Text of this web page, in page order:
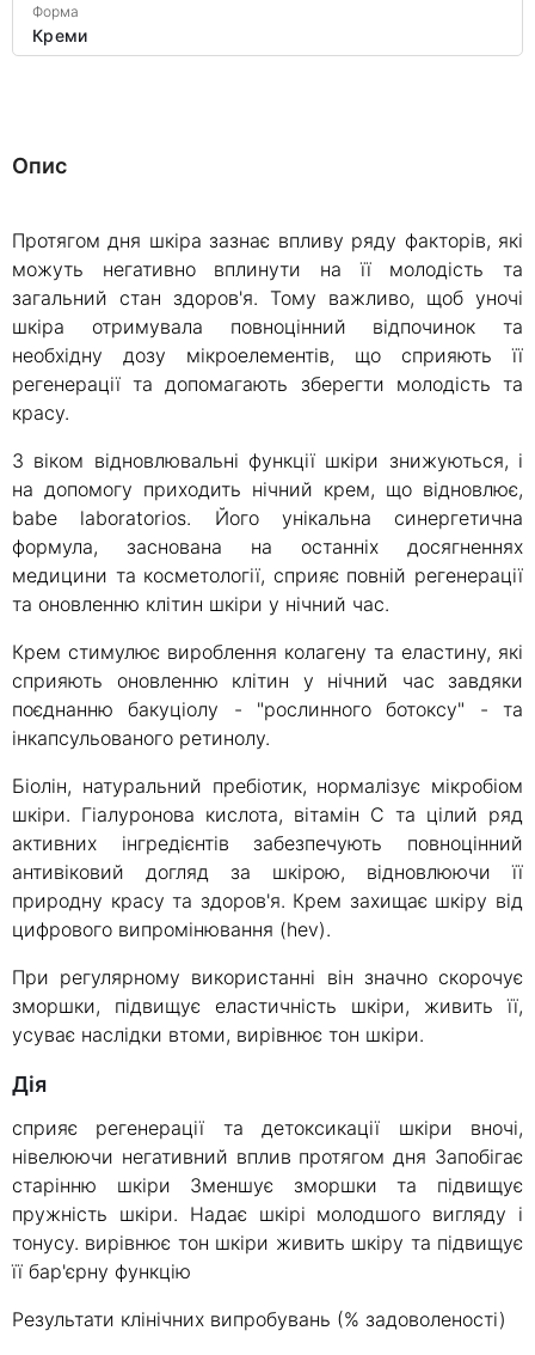
Форма
Креми
Опис
Протягом дня шкіра зазнає впливу ряду факторів, які
можуть негативно вплинути на її молодість та
загальний стан здоров'я. Тому важливо, щоб уночі
шкіра отримувала повноцінний відпочинок та
необхідну дозу мікроелементів, що сприяють її
регенерації та допомагають зберегти молодість та
красу.
З віком відновлювальні функції шкіри знижуються, і
на допомогу приходить нічний крем, що відновлює,
babe laboratorios. Його унікальна синергетична
формула, заснована на останніх досягненнях
медицини та косметології, сприяє повній регенерації
та оновленню клітин шкіри у нічний час.
Крем стимулює вироблення колагену та еластину, які
сприяють оновленню клітин у нічний час завдяки
поєднанню бакуціолу - "рослинного ботоксу" - та
інкапсульованого ретинолу.
Біолін, натуральний пребіотик, нормалізує мікробіом
шкіри. Гіалуронова кислота, вітамін С та цілий ряд
активних інгредієнтів забезпечують повноцінний
антивіковий догляд за шкірою, відновлюючи її
природну красу та здоров'я. Крем захищає шкіру від
цифрового випромінювання (hev).
При регулярному використанні він значно скорочує
зморшки, підвищує еластичність шкіри, живить її,
усуває наслідки втоми, вирівнює тон шкіри.
Дія
сприяє регенерації та детоксикації шкіри вночі,
нівелюючи негативний вплив протягом дня Запобігає
старінню шкіри Зменшує зморшки та підвищує
пружність шкіри. Надає шкірі молодшого вигляду і
тонусу. вирівнює тон шкіри живить шкіру та підвищує
її бар'єрну функцію
Результати клінічних випробувань (% задоволеності)